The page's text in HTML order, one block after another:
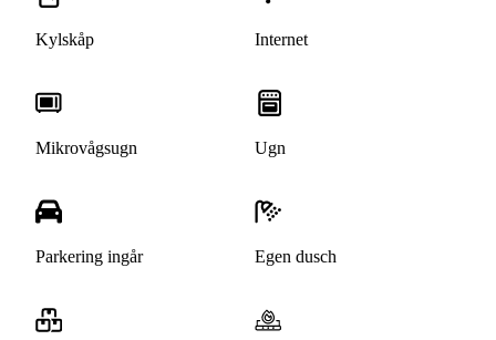
Kylskåp Internet
Mikrovågsugn Ugn
Parkering ingår Egen dusch